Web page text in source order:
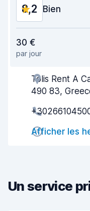
8,2 Bien
Recherche facile
Agent serviable
30 €
par jour
Tolis Rent A
490 83,
Afficher les
Un service